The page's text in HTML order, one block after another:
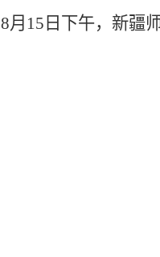
8月15日下午，新疆